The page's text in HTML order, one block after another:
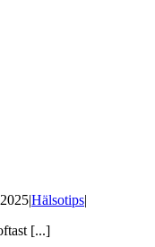
|Hälsotips|
[...]